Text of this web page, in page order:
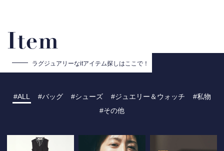
Item
ラグジュアリーなitアイテム探しはここで！
ALL バッグ シューズ ジュエリー＆ウォッチ
私物
その他